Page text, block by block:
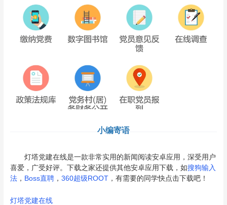
小编寄语
灯塔党建在线是一款非常实用的新闻阅读安卓应用，深受用户
喜爱，广受好评。下载之家还提供其他安卓应用下载，如搜狗输入
法， Boss直聘， 360超级ROOT，有需要的同学快点击下载吧！
灯塔党建在线